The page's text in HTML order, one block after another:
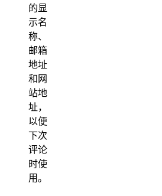
的显
示名
称、
邮箱
地址
和网
站地
址，
以便
下次
评论
时使
用。